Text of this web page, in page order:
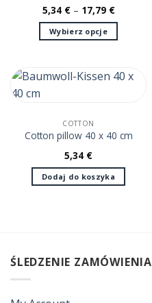
5,34 €– 17,79 €
Wybierz opcje
ma
Opcje
można
na
stronie
COTTON
Cotton pillow 40 x 40 cm
5,34 €
Dodaj do koszyka
ŚLEDZENIE ZAMÓWIENIA